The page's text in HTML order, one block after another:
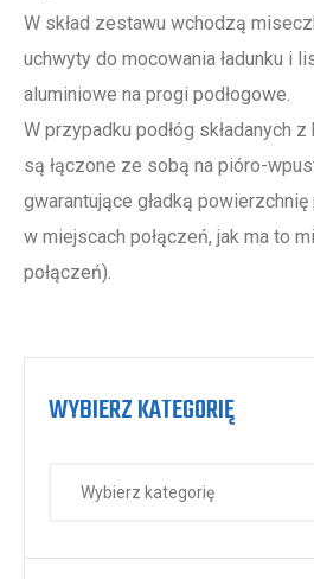
W skład zestawu wchodzą
uchwyty do mocowania ładunku i
aluminiowe na progi podłogowe.
W przypadku podłóg składanych
są łączone ze sobą na pióro-
gwarantujące gładką
w miejscach połączeń, jak ma to
połączeń).
WYBIERZ KATEGORIĘ